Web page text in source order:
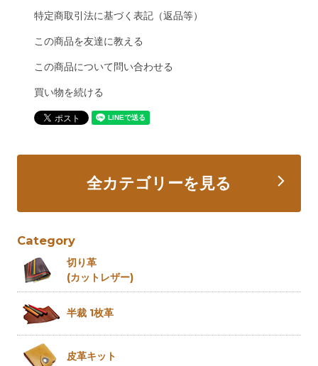
特定商取引法に基づく表記（返品等）
この商品を友達に教える
この商品について問い合わせる
買い物を続ける
全カテゴリーを見る
Category
切り革
(カットレザー)
半裁 1枚革
皮革キット